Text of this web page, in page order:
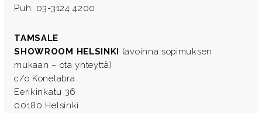
Puh. 03-3124 4200
TAMSALE
SHOWROOM HELSINKI (avoinna sopimuksen
mukaan – ota yhteyttä)
c/o Konelabra
Eerikinkatu 36
00180 Helsinki